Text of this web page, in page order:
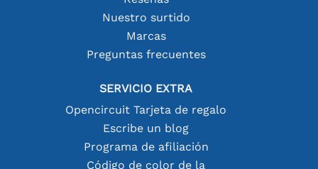
Nuestro surtido
Marcas
Preguntas frecuentes
SERVICIO EXTRA
Opencircuit Tarjeta de regalo
Escribe un blog
Programa de afiliación
Código de color de la